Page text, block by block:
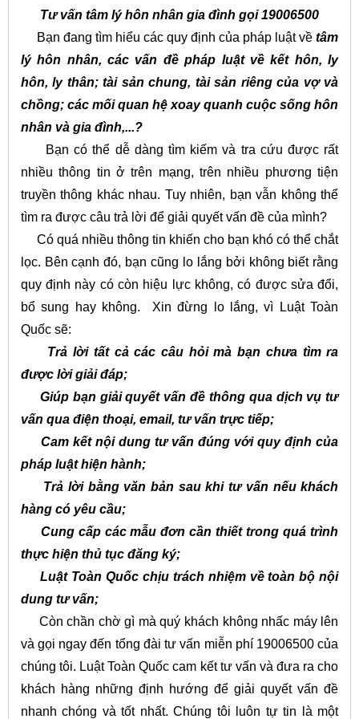
Tư vấn tâm lý hôn nhân gia đình gọi 19006500
Bạn đang tìm hiểu các quy định của pháp luật về tâm
lý hôn nhân, các vấn đề pháp luật về kết hôn, ly
hôn, ly thân; tài sản chung, tài sản riêng của vợ và
chồng; các mối quan hệ xoay quanh cuộc sống hôn
nhân và gia đình,...?
Bạn có thể dễ dàng tìm kiếm và tra cứu được rất
nhiều thông tin ở trên mạng, trên nhiều phương tiện
truyền thông khác nhau. Tuy nhiên, bạn vẫn không thể
tìm ra được câu trả lời để giải quyết vấn đề của mình?
Có quá nhiều thông tin khiến cho bạn khó có thể chắt
lọc. Bên cạnh đó, bạn cũng lo lắng bởi không biết rằng
quy định này có còn hiệu lực không, có được sửa đổi,
bổ sung hay không. Xin đừng lo lắng, vì Luật Toàn
Quốc sẽ:
Trả lời tất cả các câu hỏi mà bạn chưa tìm ra
được lời giải đáp;
Giúp bạn giải quyết vấn đề thông qua dịch vụ tư
vấn qua điện thoại, email, tư vấn trực tiếp;
Cam kết nội dung tư vấn đúng với quy định của
pháp luật hiện hành;
Trả lời bằng văn bản sau khi tư vấn nếu khách
hàng có yêu cầu;
Cung cấp các mẫu đơn cần thiết trong quá trình
thực hiện thủ tục đăng ký;
Luật Toàn Quốc chịu trách nhiệm về toàn bộ nội
dung tư vấn;
Còn chần chờ gì mà quý khách không nhấc máy lên
và gọi ngay đến tổng đài tư vấn miễn phí 19006500 của
chúng tôi. Luật Toàn Quốc cam kết tư vấn và đưa ra cho
khách hàng những định hướng để giải quyết vấn đề
nhanh chóng và tốt nhất. Chúng tôi luôn tự tin là một